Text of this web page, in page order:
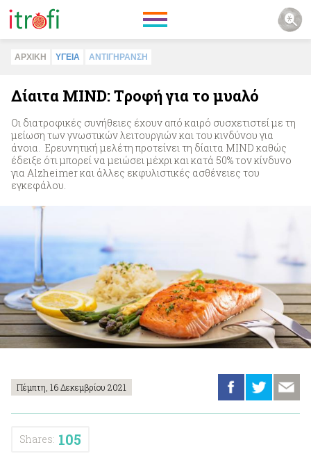
ΑΡΧΙΚΗ ΥΓΕΙΑ ΑΝΤΙΓΗΡΑΝΣΗ
Δίαιτα MIND: Tροφή για το μυαλό
Οι διατροφικές συνήθειες έχουν από καιρό συσχετιστεί με τη
μείωση των γνωστικών λειτουργιών και του κινδύνου για
άνοια. Eρευνητική μελέτη προτείνει τη δίαιτα MIND καθώς
έδειξε ότι μπορεί να μειώσει μέχρι και κατά 50% τον κίνδυνο
για Alzheimer και άλλες εκφυλιστικές ασθένειες του
εγκεφάλου.
Πέμπτη, 16 Δεκεμβρίου 2021
Shares: 105